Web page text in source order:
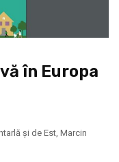
în Europa
și de Est Marcin